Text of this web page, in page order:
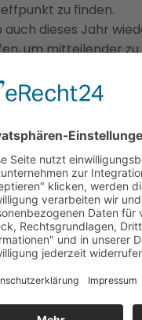
zu finden.
auch dieses Jahr
um mitteilender
wie ich das
die Gelegenheit